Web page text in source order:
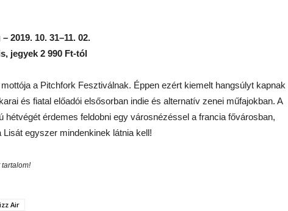
2019. 10. 31–11. 02.
jegyek 2 990 Ft-tól
a Pitchfork Fesztiválnak. Éppen ezért kiemelt hangsúlyt kapnak
és fiatal előadói elsősorban indie és alternatív zenei műfajokban. A
érdemes feldobni egy városnézéssel a francia fővárosban,
egyszer mindenkinek látnia kell!
Air